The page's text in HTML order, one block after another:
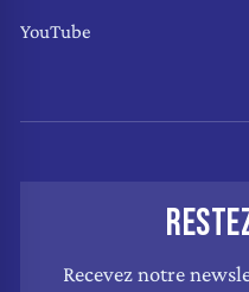
YouTube
Recevez notre